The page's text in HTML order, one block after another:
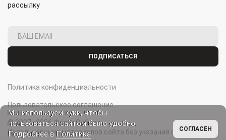
рассылку
ПОДПИСАТЬСЯ
© 2007–2026 Флаги Сибири.
Использование материалов сайта без указания ссылки на
Политика конфиденциальности
Пользовательское соглашение
Мы используем куки, чтобы
пользоваться сайтом было удобно.
Подробнее вПолитика
СОГЛАСЕН